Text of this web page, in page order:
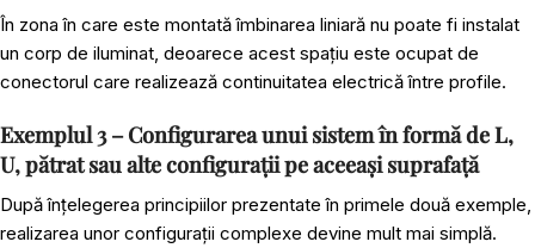
În zona în care este montată îmbinarea liniară nu poate fi instalat
un corp de iluminat, deoarece acest spațiu este ocupat de
conectorul care realizează continuitatea electrică între profile.
Exemplul 3 – Configurarea unui sistem în formă de L,
U, pătrat sau alte configurații pe aceeași suprafață
După înțelegerea principiilor prezentate în primele două exemple,
realizarea unor configurații complexe devine mult mai simplă.